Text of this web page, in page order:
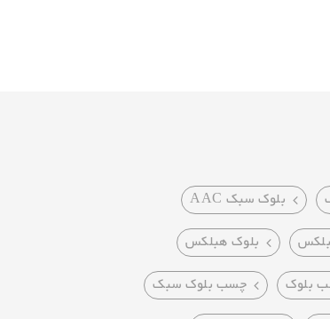
بلوک سبک AAC
بلوک هبلکس
بلوک چسب بلوک سبک